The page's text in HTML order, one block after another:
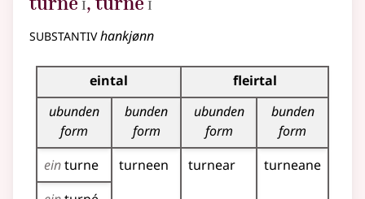
I I
substantivhankjønn
Bøyningstabell for dette substantivet
eintal
fleirtal
ubunden
form
bunden
form
ubunden
form
bunden
form
einturne turneen turnear
turneane